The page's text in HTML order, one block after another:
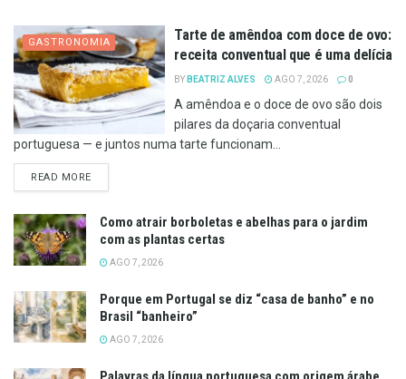
GASTRONOMIA
Tarte de amêndoa com doce de ovo:
receita conventual que é uma delícia
BY BEATRIZ ALVES AGO 7, 2026 0
A amêndoa e o doce de ovo são dois
pilares da doçaria conventual
portuguesa — e juntos numa tarte funcionam...
READ MOREDETAILS
Como atrair borboletas e abelhas para o jardim
com as plantas certas
AGO 7, 2026
Porque em Portugal se diz “casa de banho” e no
Brasil “banheiro”
AGO 7, 2026